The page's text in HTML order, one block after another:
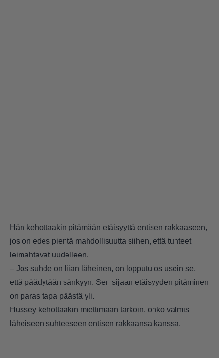
Hän kehottaakin pitämään etäisyyttä entisen rakkaaseen,
jos on edes pientä mahdollisuutta siihen, että tunteet
leimahtavat uudelleen.
– Jos suhde on liian läheinen, on lopputulos usein se,
että päädytään sänkyyn. Sen sijaan etäisyyden pitäminen
on paras tapa päästä yli.
Hussey kehottaakin miettimään tarkoin, onko valmis
läheiseen suhteeseen entisen rakkaansa kanssa.